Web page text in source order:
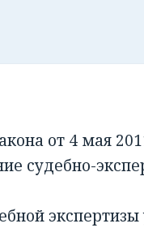
от 4 мая
судебно-